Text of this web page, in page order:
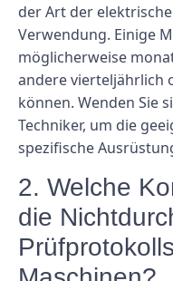
der Art der
Verwendung. Einige
möglicherweise
andere vierteljährlich
können. Wenden Sie
Techniker, um die
spezifische
2. Welche
die